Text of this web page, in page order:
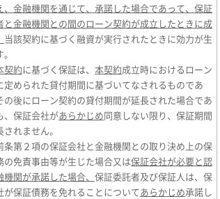
、金融機関を通じて、承諾した場合であって、保証
と金融機関との間のローン契約が成立したときに成
当該契約に基づく融資が実行されたときに効力が生
契約に基づく保証は、 本契約成立時におけるローン
定められた貸付期間に基づいてなされるものであ
の後にローン契約の貸付期間が延長された場合であ
、保証会社があらかじめ同意しない限り、保証期間
されません。
条第２項の保証会社と金融機関との取り決め上の保
の免責事由等が生じた場合又は保証会社が必要と認
機関が承諾した場合、 保証委託者及び保証人は、保
が保証債務を免れることについてあらかじめ承諾し